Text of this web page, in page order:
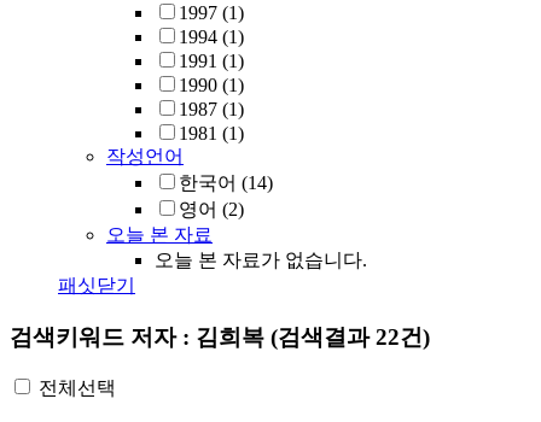
1997 (1)
1994 (1)
1991 (1)
1990 (1)
1987 (1)
1981 (1)
작성언어
한국어 (14)
영어 (2)
오늘 본 자료
오늘 본 자료가 없습니다.
패싯닫기
검색키워드 저자 : 김희복 (검색결과 22건)
전체선택